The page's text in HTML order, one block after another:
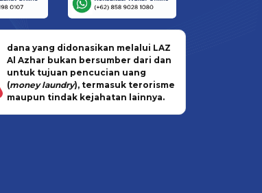
dana yang didonasikan melalui LAZ
Al Azhar bukan bersumber dari dan
untuk tujuan pencucian uang
(money laundry), termasuk terorisme
maupun tindak kejahatan lainnya.